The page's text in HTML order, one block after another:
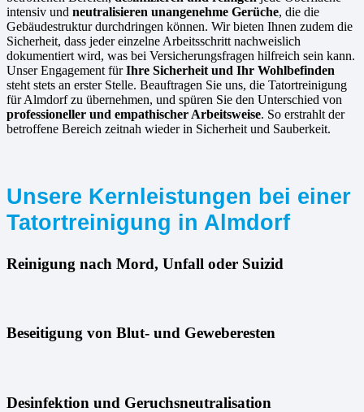
intensiv und neutralisieren unangenehme Gerüche, die die
Gebäudestruktur durchdringen können. Wir bieten Ihnen zudem die
Sicherheit, dass jeder einzelne Arbeitsschritt nachweislich
dokumentiert wird, was bei Versicherungsfragen hilfreich sein kann.
Unser Engagement fürIhre Sicherheit und Ihr Wohlbefinden
steht stets an erster Stelle. Beauftragen Sie uns, die Tatortreinigung
für Almdorf zu übernehmen, und spüren Sie den Unterschied von
professioneller und empathischer Arbeitsweise. So erstrahlt der
betroffene Bereich zeitnah wieder in Sicherheit und Sauberkeit.
Unsere Kernleistungen bei einer
Tatortreinigung in Almdorf
Reinigung nach Mord, Unfall oder Suizid
Beseitigung von Blut- und Geweberesten
Desinfektion und Geruchsneutralisation